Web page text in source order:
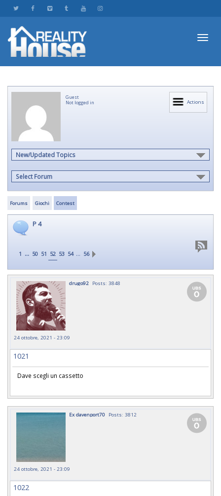
Actions
Guest
Not logged in
New/Updated Topics
Select Forum
Forums Giochi Contest
P 4
1 ... 50 51 52 53 54 … 56
drugo92 Posts: 3848
24 ottobre, 2021 - 23:09
1021
Dave scegli un cassetto
Ex davenport70 Posts: 3812
24 ottobre, 2021 - 23:09
1022